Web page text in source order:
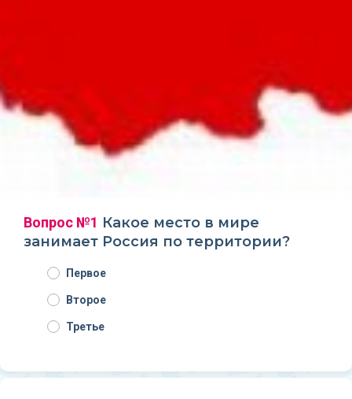
Вопрос №1 Какое место в мире
занимает Россия по территории?
Первое
Второе
Третье